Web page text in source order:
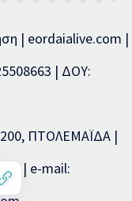
| eordaialive.com |
| ΔΟΥ:
ΠΤΟΛΕΜΑΪΔΑ |
| e-mail: